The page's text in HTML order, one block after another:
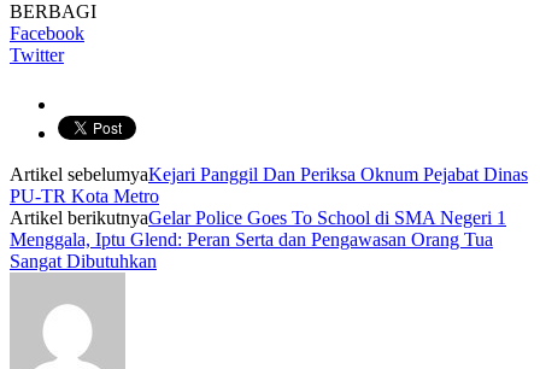
BERBAGI
Facebook
Twitter
Artikel sebelumyaKejari Panggil Dan Periksa Oknum Pejabat Dinas
PU-TR Kota Metro
Artikel berikutnyaGelar Police Goes To School di SMA Negeri 1
Menggala, Iptu Glend: Peran Serta dan Pengawasan Orang Tua
Sangat Dibutuhkan